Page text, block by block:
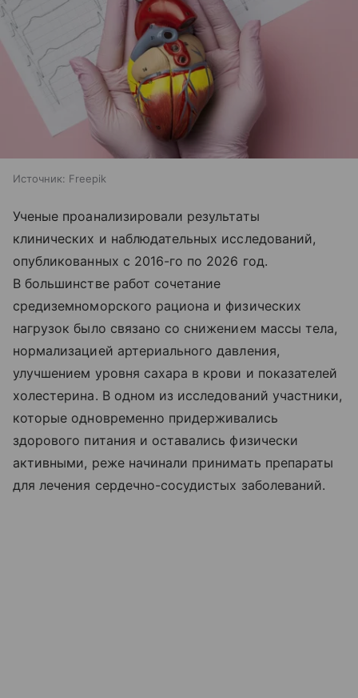
Источник: Freepik
Ученые проанализировали результаты
клинических и наблюдательных исследований,
опубликованных с 2016-го по 2026 год.
В большинстве работ сочетание
средиземноморского рациона и физических
нагрузок было связано со снижением массы тела,
нормализацией артериального давления,
улучшением уровня сахара в крови и показателей
холестерина. В одном из исследований участники,
которые одновременно придерживались
здорового питания и оставались физически
активными, реже начинали принимать препараты
для лечения сердечно-сосудистых заболеваний.